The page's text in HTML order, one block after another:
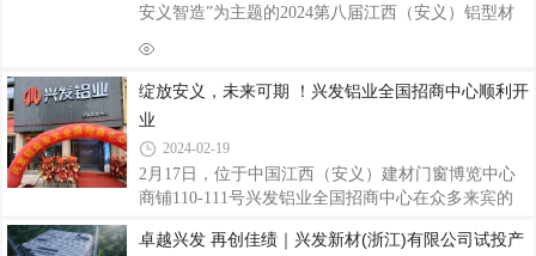
客户朋友亲临现场，共赴盛会。「兴发铝业展位」兴
区、洽谈区等多方位人性化的布局规划，展现兴发铝
业品牌形象同时为参观者带来全新系统产品的体验，
安义智造”为主题的2024第八届江西（安义）铝型材
已成为行业标杆、铝材门窗人的默契之行，既展示了
铝型材及门窗行业的最新成果，更分享了未来行业发
展的趋势，围绕数字化、智能化、绿色化、定制化、
品牌化、国际化等发展方向让我们看到了铝型材及门
窗行业未来的无限可能。在这个日新月异的时代，创
新成为了行业发展的核心动力。2月18日，龙年首个
工作日，多个省份召开“新春第一会”，广东省委、省
政府召开全省高质量发展大会，黄坤明同志
绽放安义，未来可期 ！兴发铝业全国招商中心顺利开
业
2024-02-19
2月17日，位于中国江西（安义）建材门窗博览中心
商铺110-111号兴发铝业全国招商中心在众多来宾的
合作共赢、资源互补、共谋发展的康庄大道！也预示
卓越兴发 再创佳绩｜兴发新材(浙江)有限公司试投产